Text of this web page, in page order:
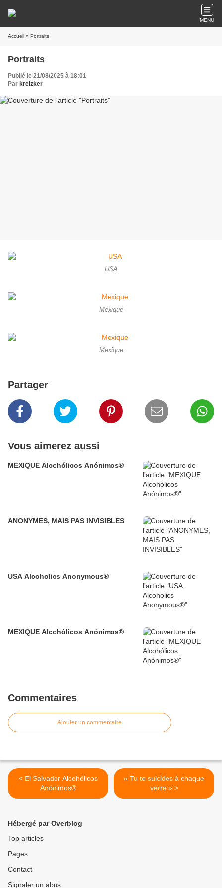
MENU
Accueil » Portraits
Portraits
Publié le 21/08/2025 à 18:01
Par kreizker
USA
Mexique
Mexique
Partager
Vous aimerez aussi
MEXIQUE Alcohólicos Anónimos®
ANONYMES, MAIS PAS INVISIBLES
USA Alcoholics Anonymous®
MEXIQUE Alcohólicos Anónimos®
Commentaires
Ajouter un commentaire
< El Salvador Alcohólicos
Anónimos®
« Tu te suicides à chaque
verre » >
Hébergé par Overblog
Top articles
Pages
Contact
Signaler un abus